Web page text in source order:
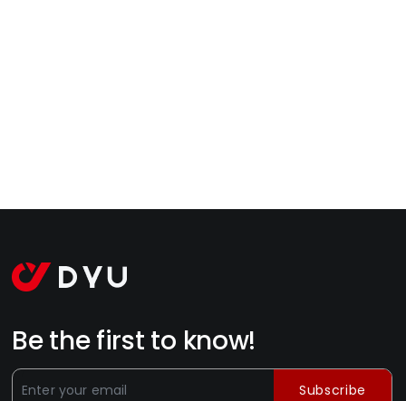
Be the first to know!
Subscribe